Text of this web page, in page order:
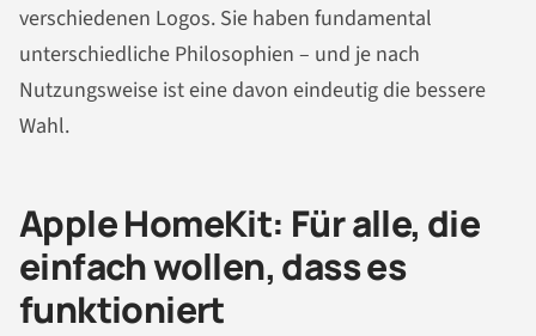
verschiedenen Logos. Sie haben fundamental
unterschiedliche Philosophien – und je nach
Nutzungsweise ist eine davon eindeutig die bessere
Wahl.
Apple HomeKit: Für alle, die
einfach wollen, dass es
funktioniert